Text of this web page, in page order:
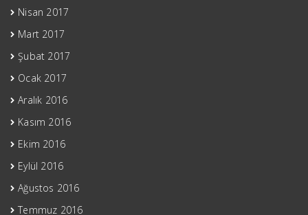
Nisan 2017
Mart 2017
Şubat 2017
Ocak 2017
Aralık 2016
Kasım 2016
Ekim 2016
Eylül 2016
Ağustos 2016
Temmuz 2016